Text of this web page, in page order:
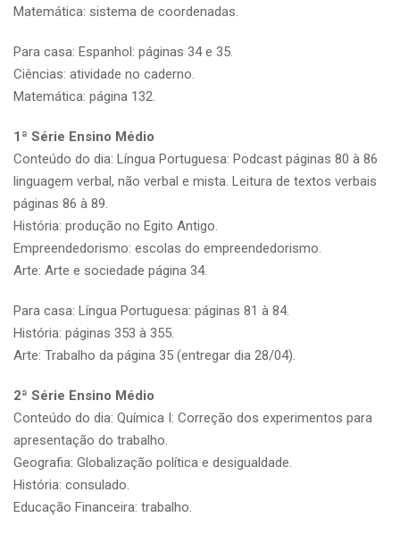
Matemática: sistema de coordenadas.
Para casa: Espanhol: páginas 34 e 35.
Ciências: atividade no caderno.
Matemática: página 132.
1ª Série Ensino Médio
Conteúdo do dia: Língua Portuguesa: Podcast páginas 80 à 86
linguagem verbal, não verbal e mista. Leitura de textos verbais
páginas 86 à 89.
História: produção no Egito Antigo.
Empreendedorismo: escolas do empreendedorismo.
Arte: Arte e sociedade página 34.
Para casa: Língua Portuguesa: páginas 81 à 84.
História: páginas 353 à 355.
Arte: Trabalho da página 35 (entregar dia 28/04).
2ª Série Ensino Médio
Conteúdo do dia: Química I: Correção dos experimentos para
apresentação do trabalho.
Geografia: Globalização política e desigualdade.
História: consulado.
Educação Financeira: trabalho.